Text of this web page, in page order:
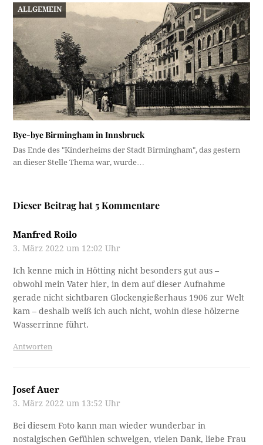
ALLGEMEIN
Bye-bye Birmingham in Innsbruck
Das Ende des "Kinderheims der Stadt Birmingham", das gestern
an dieser Stelle Thema war, wurde…
Dieser Beitrag hat 5 Kommentare
Manfred Roilo
3. März 2022 um 12:02 Uhr
Ich kenne mich in Hötting nicht besonders gut aus –
obwohl mein Vater hier, in dem auf dieser Aufnahme
gerade nicht sichtbaren Glockengießerhaus 1906 zur Welt
kam – deshalb weiß ich auch nicht, wohin diese hölzerne
Wasserrinne führt.
Antworten
Josef Auer
3. März 2022 um 13:52 Uhr
Bei diesem Foto kann man wieder wunderbar in
nostalgischen Gefühlen schwelgen, vielen Dank, liebe Frau